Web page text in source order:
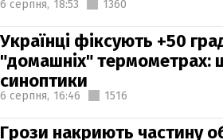
6 серпня, 18:53 1360
Українці фіксують +50
"домашніх" термометрах:
синоптики
6 серпня, 16:46 1516
Грози накриють частину